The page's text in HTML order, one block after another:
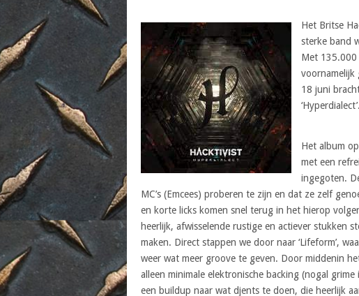
Het Britse
sterke band
Met 135.000
voornamelijk
18 juni
‘Hyperdialect’.
Het album
met een
ingegoten.
MC’s (Emcees) proberen te zijn en dat ze zelf
en korte licks komen snel terug in het hierop
heerlijk, afwisselende rustige en actiever stukken
maken. Direct stappen we door naar ‘Lifeform’,
weer wat meer groove te geven. Door middenin
alleen minimale elektronische backing (nogal
een buildup naar wat djents te doen, die heerlijk